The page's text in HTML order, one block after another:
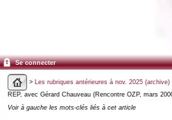
Se connecter
> Les rubriques antérieures à nov. 2025 (archive)
REP, avec Gérard Chauveau (Rencontre OZP, mars
Voir à gauche les mots-clés liés à cet article